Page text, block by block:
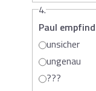
4.
Paul
unsicher
ungenau
???